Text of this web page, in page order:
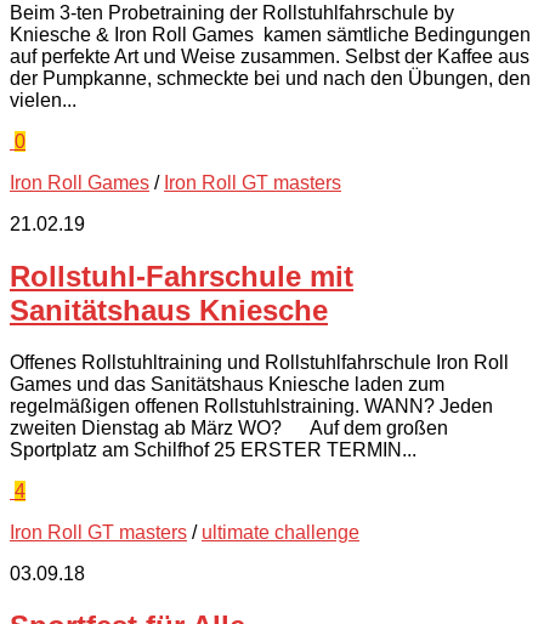
Beim 3-ten Probetraining der Rollstuhlfahrschule by
Kniesche & Iron Roll Games kamen sämtliche Bedingungen
auf perfekte Art und Weise zusammen. Selbst der Kaffee aus
der Pumpkanne, schmeckte bei und nach den Übungen, den
vielen...
0
Iron Roll Games / Iron Roll GT masters
21.02.19
Rollstuhl-Fahrschule mit
Sanitätshaus Kniesche
Offenes Rollstuhltraining und Rollstuhlfahrschule Iron Roll
Games und das Sanitätshaus Kniesche laden zum
regelmäßigen offenen Rollstuhlstraining. WANN? Jeden
zweiten Dienstag ab März WO? Auf dem großen
Sportplatz am Schilfhof 25 ERSTER TERMIN...
4
Iron Roll GT masters / ultimate challenge
03.09.18